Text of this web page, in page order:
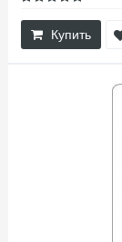
Купить